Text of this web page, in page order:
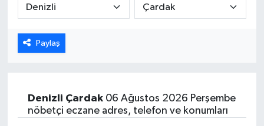
Paylaş
Denizli Çardak06 Ağustos 2026 Perşembe
nöbetçi eczane adres, telefon ve konumları